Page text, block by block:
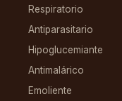
Respiratorio
Antiparasitario
Hipoglucemiante
Antimalárico
Emoliente